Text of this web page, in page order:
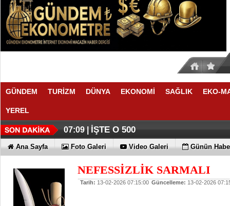
GÜNDEM TURİZM DÜNYA EKONOMİ SAĞLIK EKO-
YEREL
07:09 | İŞTE O 500
Ana Sayfa Foto Galeri Video Galeri Günün
NEFESSİZLİK SARMALI
Tarih: 13-02-2026 07:15:00 Güncelleme: 13-02-2026